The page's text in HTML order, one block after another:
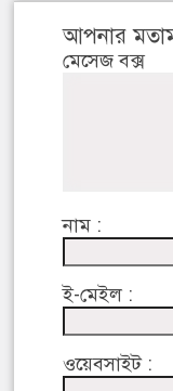
আপনার
মেসেজ বক্স
নাম :
ই-মেইল :
ওয়েবসাইট :